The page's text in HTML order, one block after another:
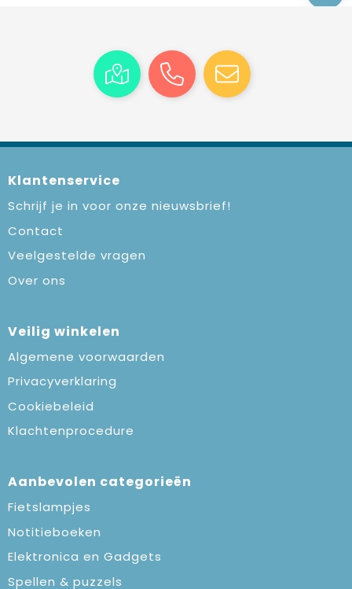
Klantenservice
Schrijf je in voor onze nieuwsbrief!
Contact
Veelgestelde vragen
Over ons
Veilig winkelen
Algemene voorwaarden
Privacyverklaring
Cookiebeleid
Klachtenprocedure
Aanbevolen categorieën
Fietslampjes
Notitieboeken
Elektronica en Gadgets
Spellen & puzzels